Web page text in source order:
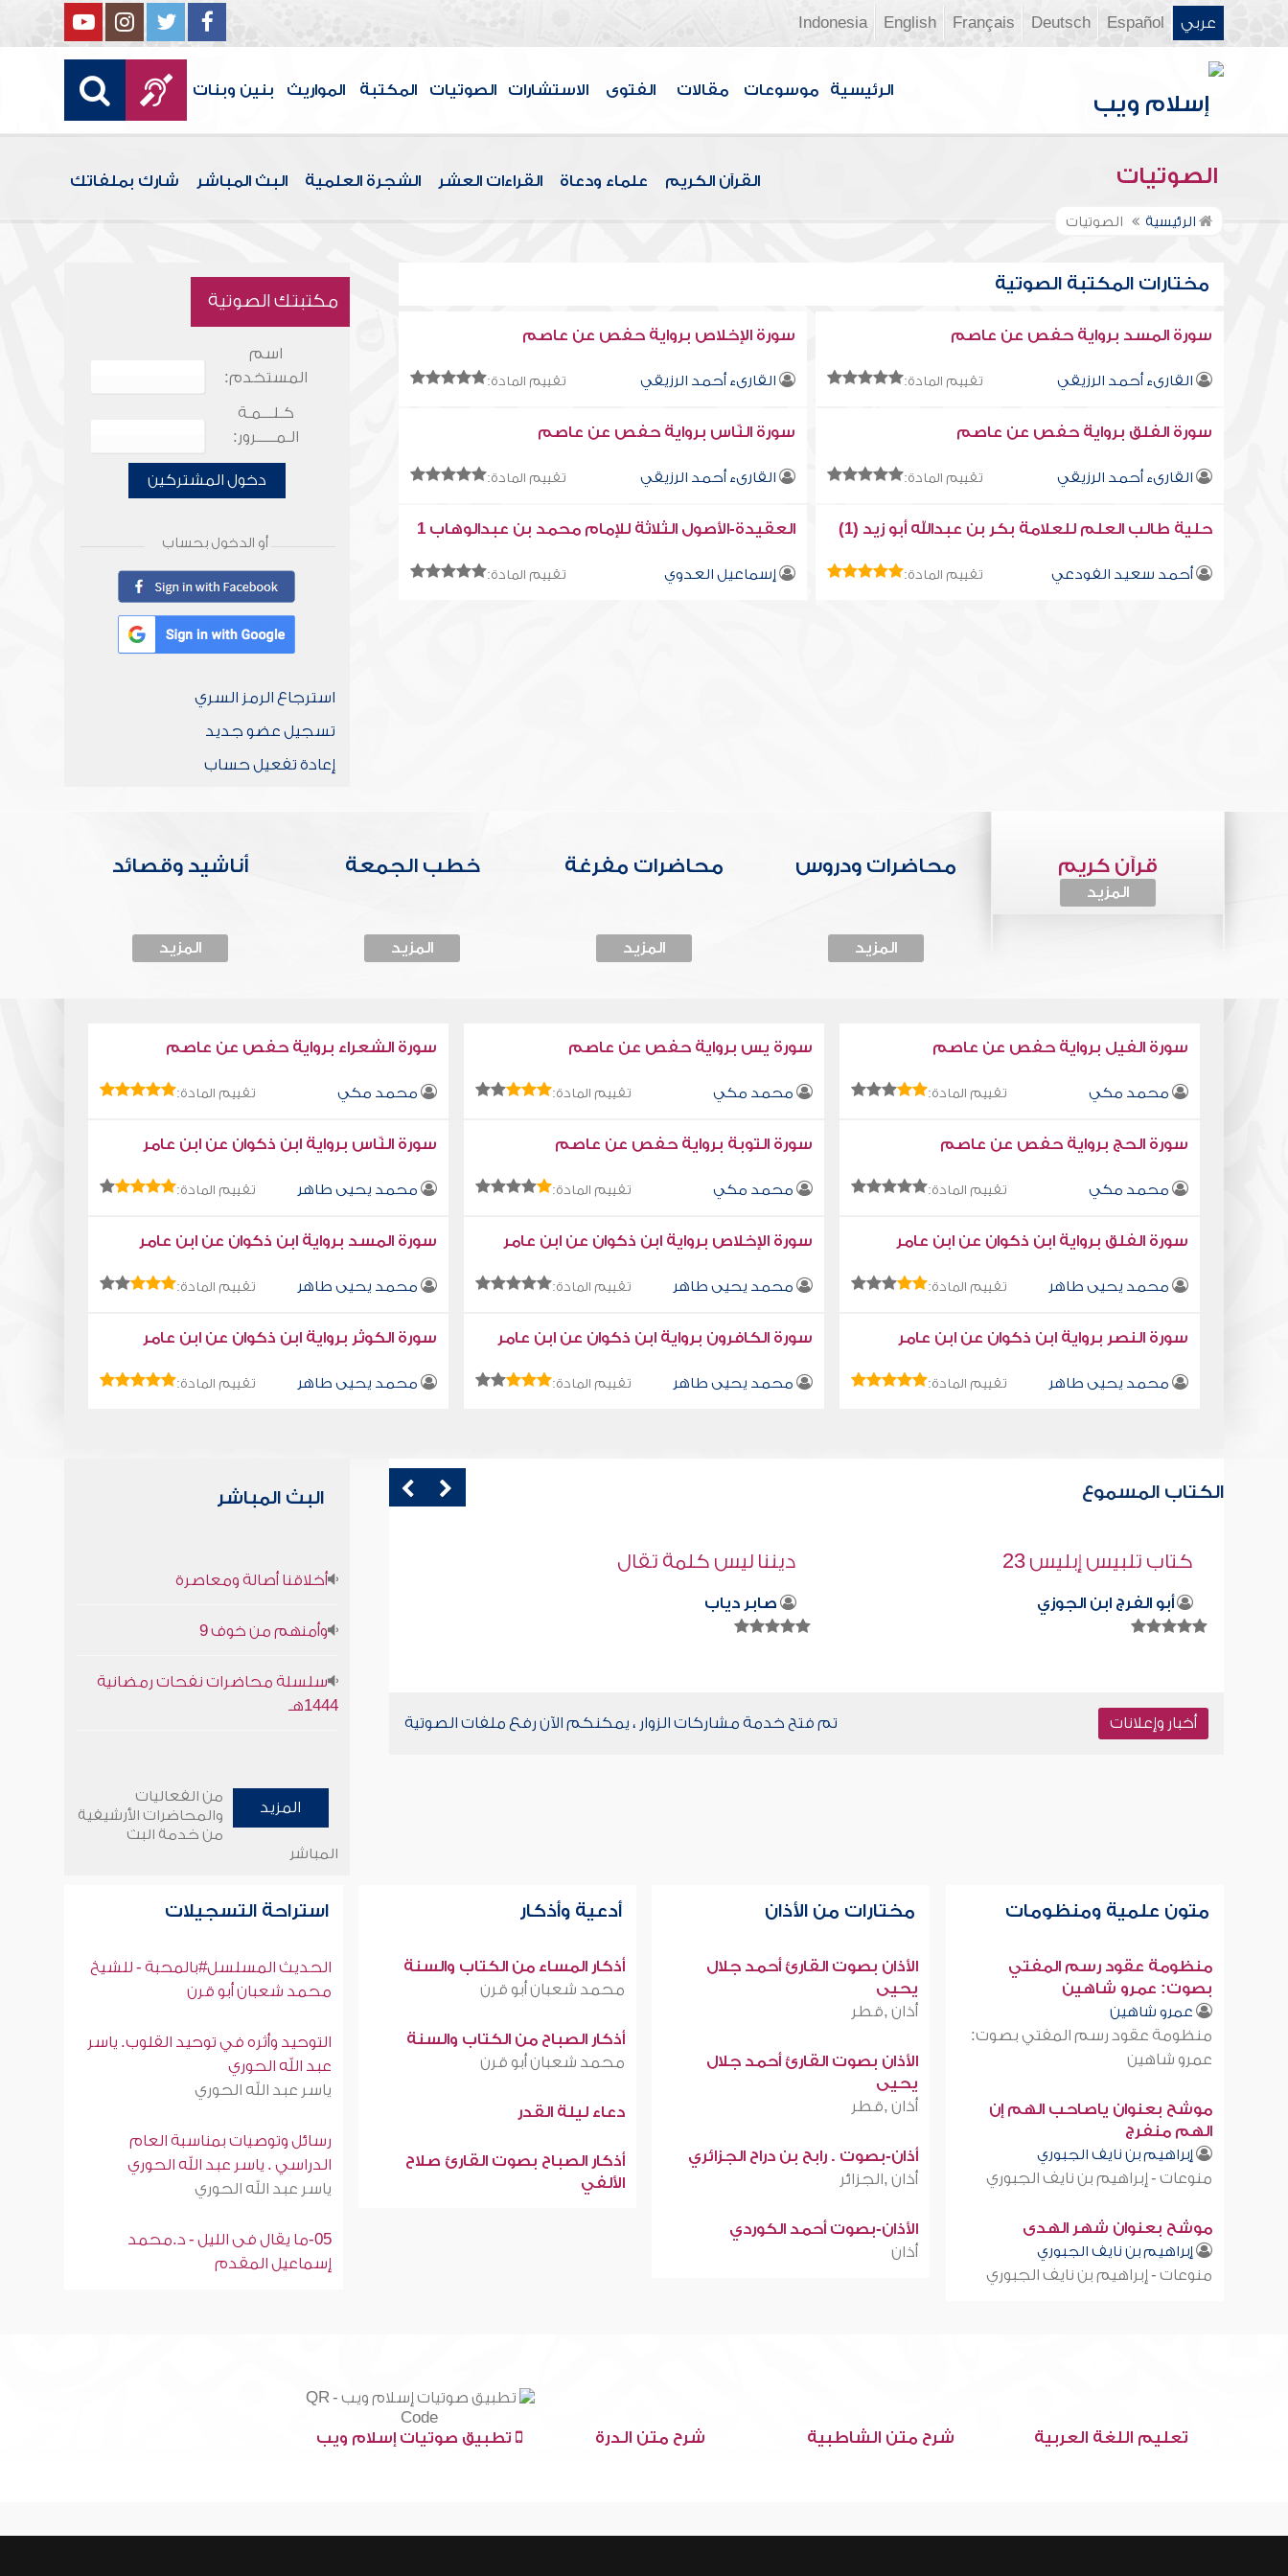
عربي Español
Deutsch
Français
English
Indonesia
الرئيسية موسوعات مقالات الفتوى الاستشارات الصوتيات المكتبة المواريث بنين وبنات
الصوتيات القرآن الكريم علماء ودعاة القراءات العشر الشجرة العلمية البث المباشر شارك بملفاتك
الرئيسية الصوتيات
مختارات المكتبة الصوتية
سورة المسد برواية حفص عن عاصم
القارىء أحمد الرزيقي تقييم المادة:
سورة الإخلاص برواية حفص عن عاصم
القارىء أحمد الرزيقي تقييم المادة:
سورة الفلق برواية حفص عن عاصم
القارىء أحمد الرزيقي تقييم المادة:
سورة النّاس برواية حفص عن عاصم
القارىء أحمد الرزيقي تقييم المادة:
حلية طالب العلم للعلامة بكر بن عبدالله أبو زيد (1)
أحمد سعيد الفودعي تقييم المادة:
العقيدة-الأصول الثلاثة للإمام محمد بن عبدالوهاب 1
إسماعيل العدوي تقييم المادة:
مكتبتك الصوتية
اسم
المستخدم:
كـلـــمـة
الـمـــــرور:
دخول المشتركين
أو الدخول بحساب
استرجاع الرمز السري
تسجيل عضو جديد
إعادة تفعيل حساب
قرآن كريم
المزيد
محاضرات ودروس
المزيد
محاضرات مفرغة
المزيد
خطب الجمعة
المزيد
أناشيد وقصائد
المزيد
سورة الفيل برواية حفص عن عاصم
محمد مكي تقييم المادة:
سورة يس برواية حفص عن عاصم
محمد مكي تقييم المادة:
سورة الشعراء برواية حفص عن عاصم
محمد مكي تقييم المادة:
سورة الحج برواية حفص عن عاصم
محمد مكي تقييم المادة:
سورة التوبة برواية حفص عن عاصم
محمد مكي تقييم المادة:
سورة النّاس برواية ابن ذكوان عن ابن عامر
محمد يحيى طاهر تقييم المادة:
سورة الفلق برواية ابن ذكوان عن ابن عامر
محمد يحيى طاهر تقييم المادة:
سورة الإخلاص برواية ابن ذكوان عن ابن عامر
محمد يحيى طاهر تقييم المادة:
سورة المسد برواية ابن ذكوان عن ابن عامر
محمد يحيى طاهر تقييم المادة:
سورة النصر برواية ابن ذكوان عن ابن عامر
محمد يحيى طاهر تقييم المادة:
سورة الكافرون برواية ابن ذكوان عن ابن عامر
محمد يحيى طاهر تقييم المادة:
سورة الكوثر برواية ابن ذكوان عن ابن عامر
محمد يحيى طاهر تقييم المادة:
الكتاب المسموع
ديننا ليس كلمة تقال
صابر دياب
قراءة صوتية لكتاب استمتع بحياتك " كتاب
محمد العريفي
أخبار وإعلانات تم فتح خدمة مشاركات الزوار ، يمكنكم الآن رفع ملفات الصوتية
البث المباشر
أخلاقنا أصالة ومعاصرة
وأمنهم من خوف 9
سلسلة محاضرات نفحات رمضانية
1444هـ
المزيد
من الفعاليات
والمحاضرات الأرشيفية
من خدمة البث
المباشر
متون علمية ومنظومات
منظومة عقود رسم المفتي
بصوت: عمرو شاهين
عمرو شاهين
منظومة عقود رسم المفتي بصوت:
عمرو شاهين
موشح بعنوان ياصاحب الهم إن
الهم منفرج
إبراهيم بن نايف الجبوري
منوعات - إبراهيم بن نايف الجبوري
موشح بعنوان شهر الهدى
إبراهيم بن نايف الجبوري
منوعات - إبراهيم بن نايف الجبوري
مختارات من الأذان
الأذان بصوت القارئ أحمد جلال
يحيى
أذان ,قطر
الأذان بصوت القارئ أحمد جلال
يحيى
أذان ,قطر
أذان-بصوت . رابح بن دراح الجزائري
أذان ,الجزائر
الأذان-بصوت أحمد الكوردي
أذان
أدعية وأذكار
أذكار المساء من الكتاب والسنة
محمد شعبان أبو قرن
أذكار الصباح من الكتاب والسنة
محمد شعبان أبو قرن
دعاء ليلة القدر
أذكار الصباح بصوت القارئ صلاح
الألفي
استراحة التسجيلات
الحديث المسلسل#بالمحبة - للشيخ
محمد شعبان أبو قرن
التوحيد وأثره في توحيد القلوب. ياسر
عبد الله الحوري
ياسر عبد الله الحوري
رسائل وتوصيات بمناسبة العام
الدراسي . ياسر عبد الله الحوري
ياسر عبد الله الحوري
05-ما يقال فى الليل - د.محمد
إسماعيل المقدم
تعليم اللغة العربية شرح متن الشاطبية شرح متن الدرة تطبيق صوتيات إسلام ويب